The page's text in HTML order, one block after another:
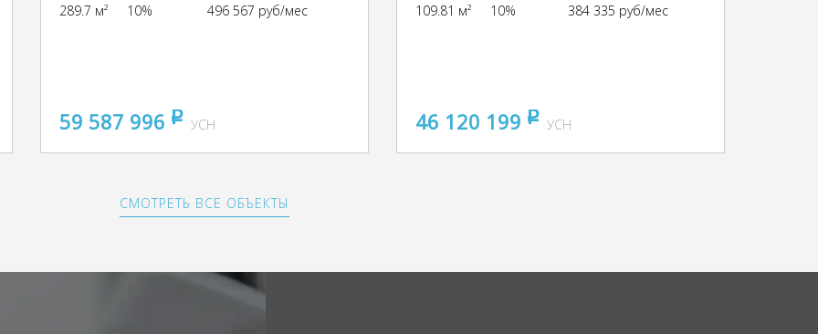
289.7 м² 10% 496 567 руб/мес
59 587 996 pуб
УСН
109.81 м² 10% 384 335 руб/мес
46 120 199 pуб
УСН
СМОТРЕТЬ ВСЕ ОБЪЕКТЫ